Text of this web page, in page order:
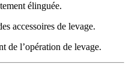
élinguée.
accessoires de levage.
de l’opération de levage.